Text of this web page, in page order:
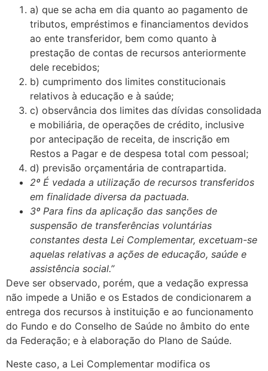
a) que se acha em dia quanto ao pagamento de
tributos, empréstimos e financiamentos devidos
ao ente transferidor, bem como quanto à
prestação de contas de recursos anteriormente
dele recebidos;
b) cumprimento dos limites constitucionais
relativos à educação e à saúde;
c) observância dos limites das dívidas consolidada
e mobiliária, de operações de crédito, inclusive
por antecipação de receita, de inscrição em
Restos a Pagar e de despesa total com pessoal;
d) previsão orçamentária de contrapartida.
2º É vedada a utilização de recursos transferidos
em finalidade diversa da pactuada.
3º Para fins da aplicação das sanções de
suspensão de transferências voluntárias
constantes desta Lei Complementar, excetuam-se
aquelas relativas a ações de educação, saúde e
assistência social.”
Deve ser observado, porém, que a vedação expressa
não impede a União e os Estados de condicionarem a
entrega dos recursos à instituição e ao funcionamento
do Fundo e do Conselho de Saúde no âmbito do ente
da Federação; e à elaboração do Plano de Saúde.
Neste caso, a Lei Complementar modifica os